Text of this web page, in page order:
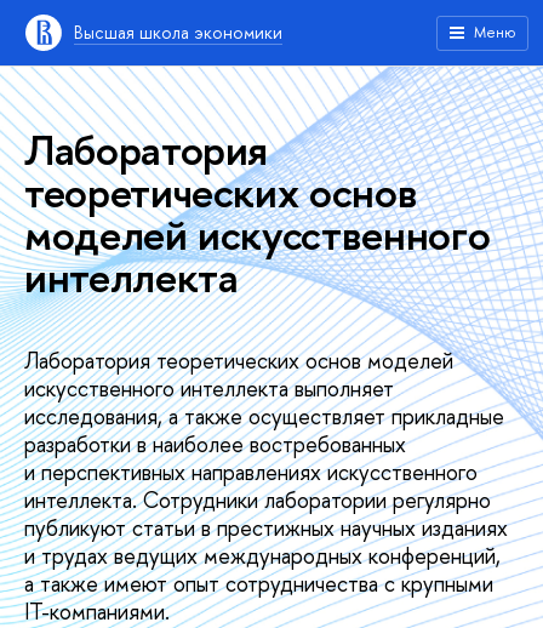
Высшая школа экономики Меню
Лаборатория
теоретических основ
моделей искусственного
интеллекта
Лаборатория теоретических основ моделей
искусственного интеллекта выполняет
исследования, а также осуществляет прикладные
разработки в наиболее востребованных
и перспективных направлениях искусственного
интеллекта. Сотрудники лаборатории регулярно
публикуют статьи в престижных научных изданиях
и трудах ведущих международных конференций,
а также имеют опыт сотрудничества с крупными
IT-компаниями.